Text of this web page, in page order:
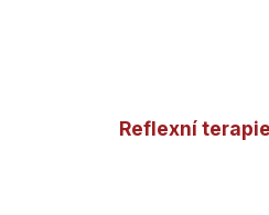
Reflexní